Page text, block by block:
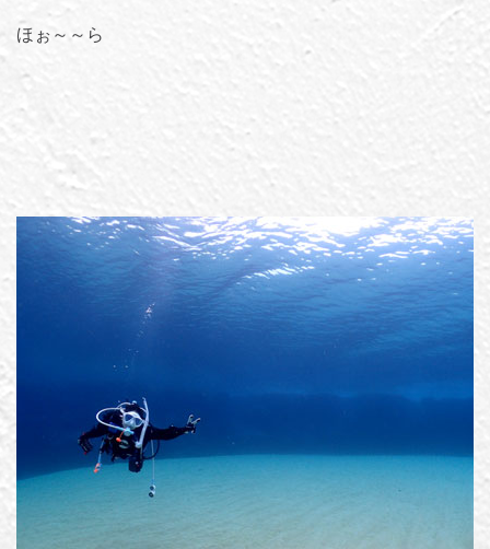
ほぉ～～ら